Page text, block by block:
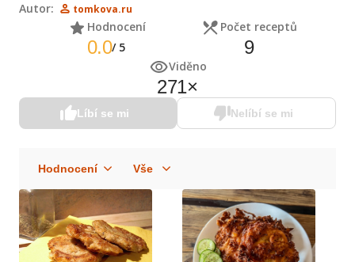
Autor: tomkova.ru
Hodnocení
0.0/ 5
Počet receptů
9
Viděno
271×
Líbí se mi Nelíbí se mi